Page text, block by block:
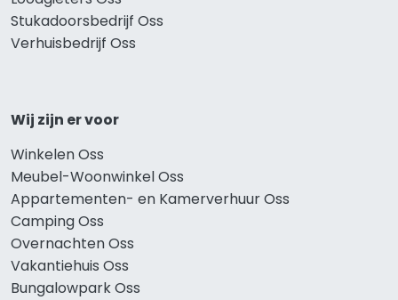
Stukadoorsbedrijf Oss
Verhuisbedrijf Oss
Wij zijn er voor
Winkelen Oss
Meubel-Woonwinkel Oss
Appartementen- en Kamerverhuur Oss
Camping Oss
Overnachten Oss
Vakantiehuis Oss
Bungalowpark Oss